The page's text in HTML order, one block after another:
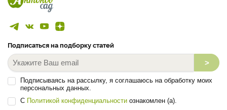
Подписаться на подборку статей
>
Подписываясь на рассылку, я соглашаюсь на обработку моих
персональных данных.
С Политикой конфиденциальности ознакомлен (а).